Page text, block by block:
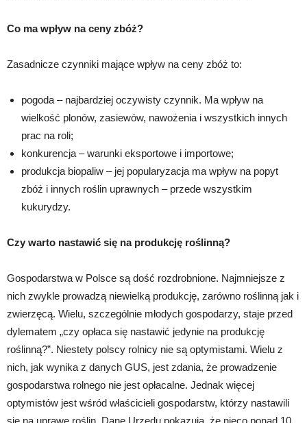
Co ma wpływ na ceny zbóż?
Zasadnicze czynniki mające wpływ na ceny zbóż to:
pogoda – najbardziej oczywisty czynnik. Ma wpływ na
wielkość plonów, zasiewów, nawożenia i wszystkich innych
prac na roli;
konkurencja – warunki eksportowe i importowe;
produkcja biopaliw – jej popularyzacja ma wpływ na popyt
zbóż i innych roślin uprawnych – przede wszystkim
kukurydzy.
Czy warto nastawić się na produkcję roślinną?
Gospodarstwa w Polsce są dość rozdrobnione. Najmniejsze z
nich zwykle prowadzą niewielką produkcję, zarówno roślinną jak i
zwierzęcą. Wielu, szczególnie młodych gospodarzy, staje przed
dylematem „czy opłaca się nastawić jedynie na produkcję
roślinną?”. Niestety polscy rolnicy nie są optymistami. Wielu z
nich, jak wynika z danych GUS, jest zdania, że prowadzenie
gospodarstwa rolnego nie jest opłacalne. Jednak więcej
optymistów jest wśród właścicieli gospodarstw, którzy nastawili